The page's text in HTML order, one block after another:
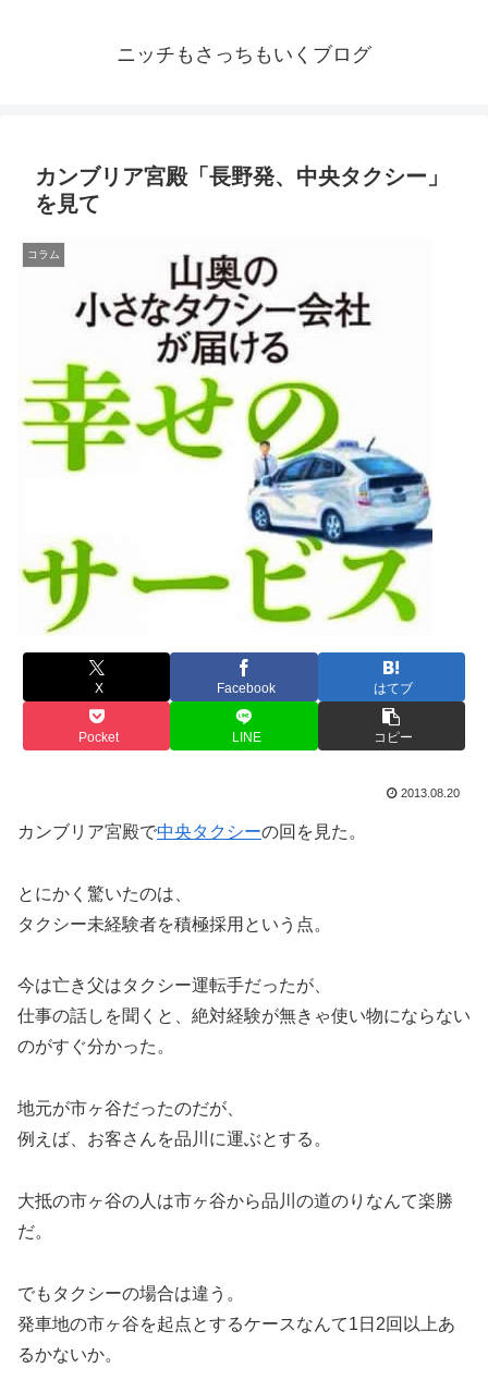
ニッチもさっちもいくブログ
カンブリア宮殿「長野発、中央タクシー」
を見て
コラム
X Facebook はてブ
Pocket LINE コピー
2013.08.20
カンブリア宮殿で中央タクシーの回を見た。
とにかく驚いたのは、
タクシー未経験者を積極採用という点。
今は亡き父はタクシー運転手だったが、
仕事の話しを聞くと、絶対経験が無きゃ使い物にならない
のがすぐ分かった。
地元が市ヶ谷だったのだが、
例えば、お客さんを品川に運ぶとする。
大抵の市ヶ谷の人は市ヶ谷から品川の道のりなんて楽勝
だ。
でもタクシーの場合は違う。
発車地の市ヶ谷を起点とするケースなんて1日2回以上あ
るかないか。